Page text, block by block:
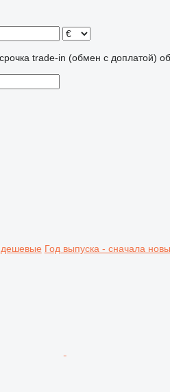
trade-in (обмен с доплатой)
Год выпуска - сначала